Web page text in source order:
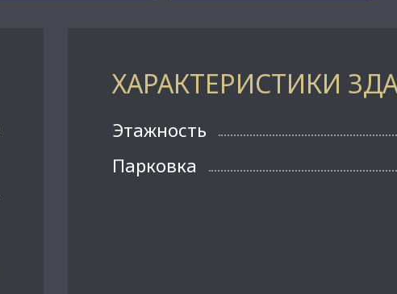
ХАРАКТЕРИСТИКИ
Этажность
Парковка